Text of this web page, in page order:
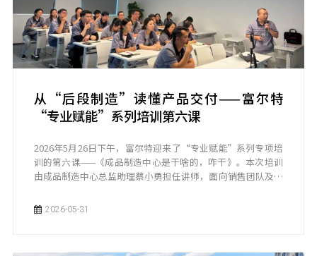
从“后段制造”读懂产品交付——富尔特
“专业赋能”系列培训第六课
2026年5月26日下午，富尔特迎来了“专业赋能”系列专项培
训的第六课——《成品制造中心是干啥的，咋干》。本次培训
由成品制造中心总监助理蔡小勇担任讲师，面向销售团队及对
节的运作逻辑与工艺能力，从而更好地服务客户、推动业务增
长。
2026-05-31